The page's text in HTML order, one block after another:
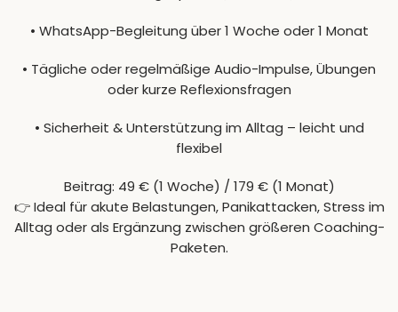
• WhatsApp-Begleitung über 1 Woche oder 1 Monat
• Tägliche oder regelmäßige Audio-Impulse, Übungen
oder kurze Reflexionsfragen
• Sicherheit & Unterstützung im Alltag – leicht und
flexibel
Beitrag: 49 € (1 Woche) / 179 € (1 Monat)
👉 Ideal für akute Belastungen, Panikattacken, Stress im
Alltag oder als Ergänzung zwischen größeren Coaching-
Paketen.